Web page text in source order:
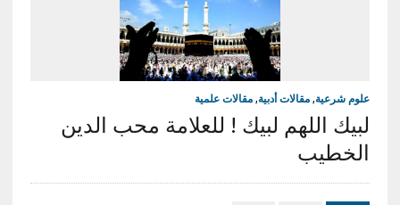
علوم شرعية, مقالات أدبية, مقالات علمية
لبيك اللهم لبيك ! للعلامة محب الدين
الخطيب